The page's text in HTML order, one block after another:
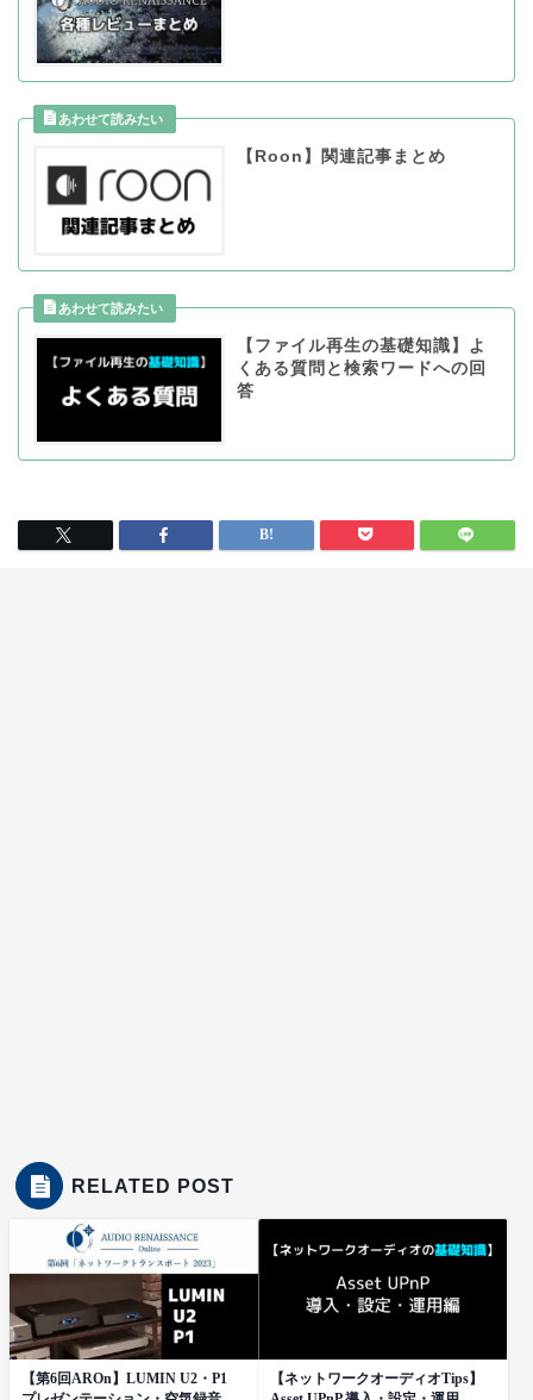
【Roon】関連記事まとめ
【ファイル再生の基礎知識】よ
くある質問と検索ワードへの回
答
RELATED POST
【第6回AROn】LUMIN U2・P1
【ネットワークオーディオTips】